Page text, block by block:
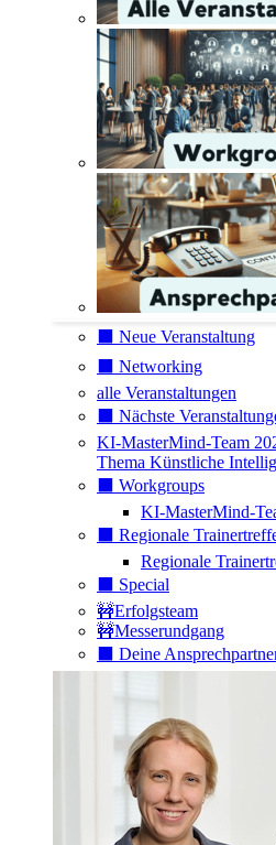
⬛️ Neue Veranstaltung
⬛️ Networking
alle Veranstaltungen
⬛️ Nächste
KI-MasterMind-Team
Thema Künstliche
⬛️ Workgroups
KI-MasterMind-
⬛️ Regionale
Regionale
⬛️ Special
🚧Erfolgsteam
🚧Messerundgang
⬛️ Deine